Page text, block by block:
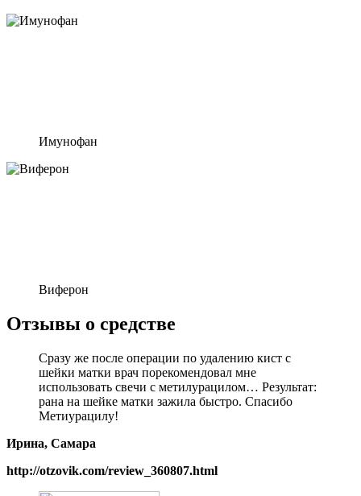
Имунофан
Виферон
Отзывы о средстве
Сразу же после операции по удалению кист с
шейки матки врач порекомендовал мне
использовать свечи с метилурацилом… Результат:
рана на шейке матки зажила быстро. Спасибо
Метиурацилу!
Ирина, Самара
http://otzovik.com/review_360807.html